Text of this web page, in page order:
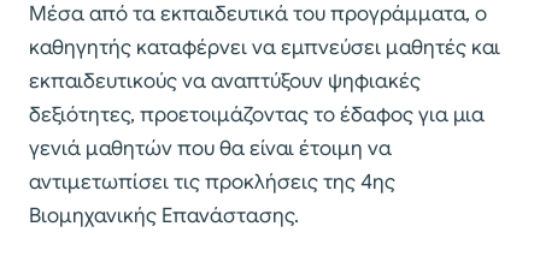
Μέσα από τα εκπαιδευτικά του προγράμματα, ο
καθηγητής καταφέρνει να εμπνεύσει μαθητές και
εκπαιδευτικούς να αναπτύξουν ψηφιακές
δεξιότητες, προετοιμάζοντας το έδαφος για μια
γενιά μαθητών που θα είναι έτοιμη να
αντιμετωπίσει τις προκλήσεις της 4ης
Βιομηχανικής Επανάστασης.